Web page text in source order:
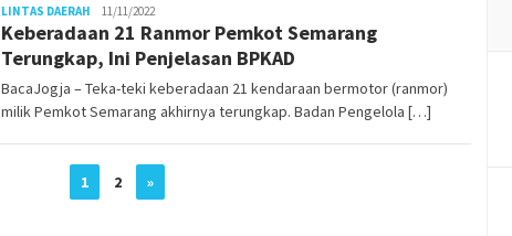
LINTAS DAERAH gusjok
11/11/2022
Keberadaan 21 Ranmor Pemkot Semarang
Terungkap, Ini Penjelasan BPKAD
BacaJogja – Teka-teki keberadaan 21 kendaraan bermotor (ranmor)
milik Pemkot Semarang akhirnya terungkap. Badan Pengelola […]
1 2 »